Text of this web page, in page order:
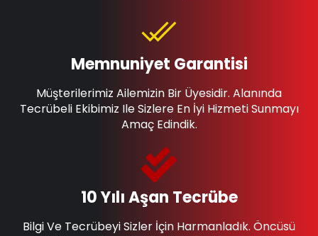
10 Yılı Aşan Tecrübe
Bilgi Ve Tecrübeyi Sizler İçin Harmanladık. Öncüsü
Memnuniyet Garantisi
Müşterilerimiz Ailemizin Bir Üyesidir. Alanında
Tecrübeli Ekibimiz Ile Sizlere En İyi Hizmeti Sunmayı
Amaç Edindik.